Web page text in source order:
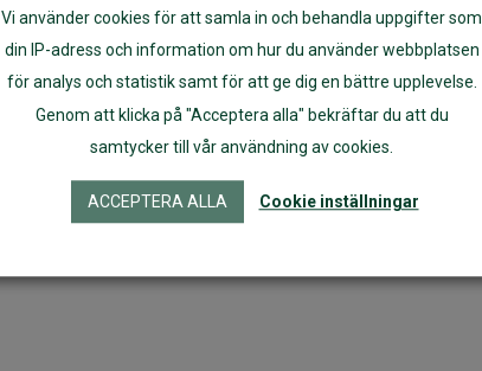
Vi använder cookies för att samla in och behandla uppgifter som
din IP-adress och information om hur du använder webbplatsen
för analys och statistik samt för att ge dig en bättre upplevelse.
Genom att klicka på "Acceptera alla" bekräftar du att du
samtycker till vår användning av cookies.
ACCEPTERA ALLA Cookie inställningar